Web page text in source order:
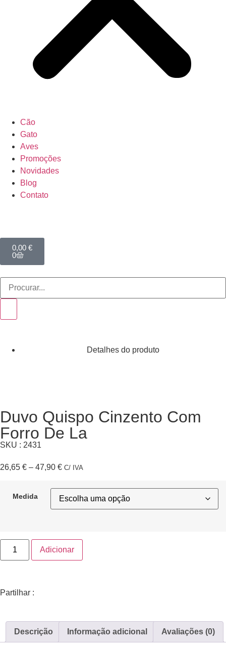
Cão
Gato
Aves
Promoções
Novidades
Blog
Contato
0,00 €
0
Detalhes do produto
Duvo Quispo Cinzento Com
Forro De La
SKU : 2431
26,65 € – 47,90 € C/ IVA
Medida
Adicionar
Partilhar :
Descrição Informação adicional Avaliações (0)